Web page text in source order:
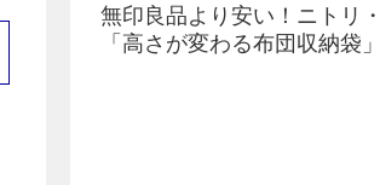
無印良品より安い！ニトリ
「高さが変わる布団収納袋」